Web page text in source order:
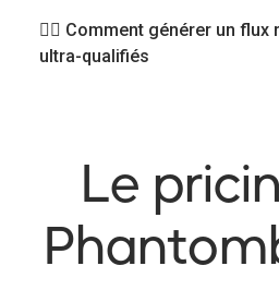
👉🏻 Comment générer un
ultra-qualifiés
Le